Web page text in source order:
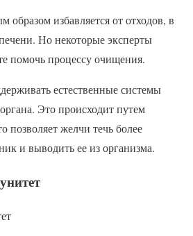
образом избавляется от отходов, в
Но некоторые эксперты
помочь процессу очищения.
естественные системы
Это происходит путем
позволяет желчи течь более
и выводить ее из организма.